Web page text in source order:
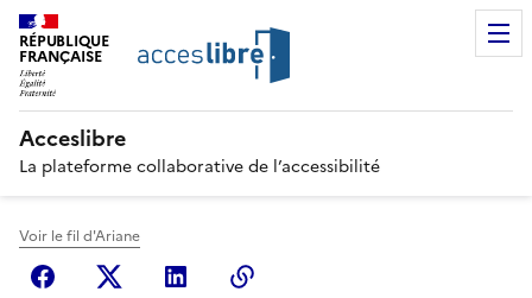
RÉPUBLIQUE
FRANÇAISE
Acceslibre
La plateforme collaborative de l’accessibilité
Voir le fil d'Ariane
FacebookX (anciennement Twitter)
Linkedin